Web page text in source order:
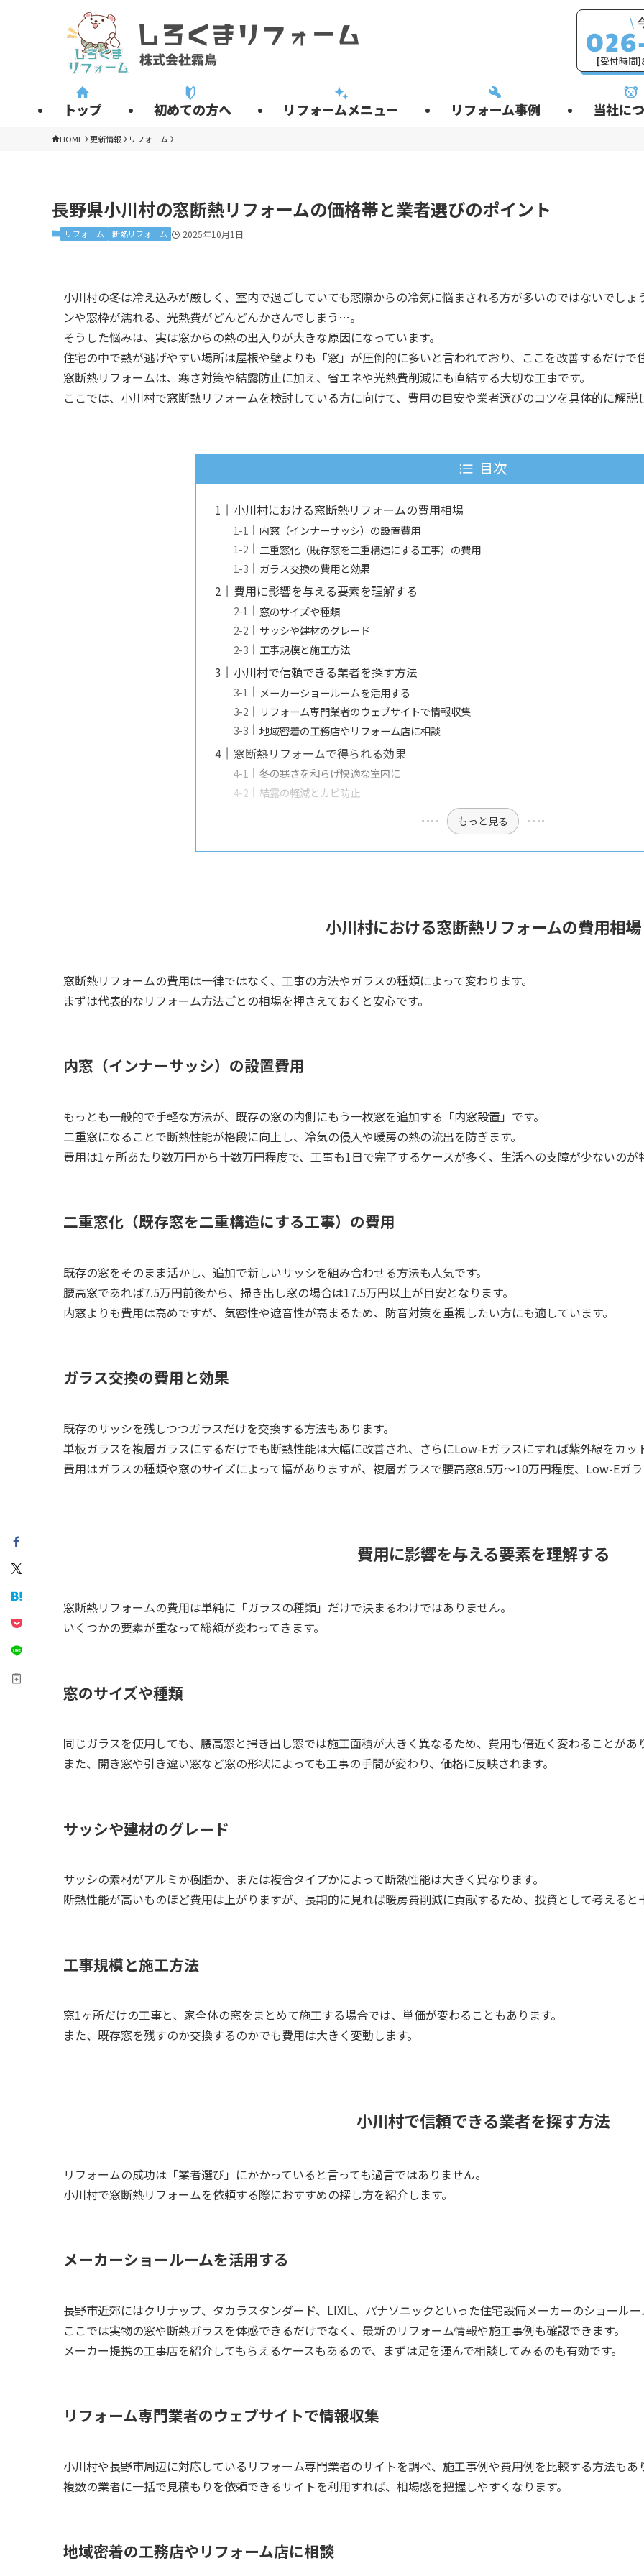
トップ 初めての方へ リフォームメニュー リフォーム事例 当社に
\
[受付時間
HOME 更新情報 リフォーム
長野県小川村の窓断熱リフォームの価格帯と業者選びのポイント
リフォーム 断熱リフォーム 2025年10月1日
小川村の冬は冷え込みが厳しく、室内で過ごしていても窓際からの冷気に悩まされる方が多いのではないでし
ンや窓枠が濡れる、光熱費がどんどんかさんでしまう…。
そうした悩みは、実は窓からの熱の出入りが大きな原因になっています。
住宅の中で熱が逃げやすい場所は屋根や壁よりも「窓」が圧倒的に多いと言われており、ここを改善するだけで
窓断熱リフォームは、寒さ対策や結露防止に加え、省エネや光熱費削減にも直結する大切な工事です。
ここでは、小川村で窓断熱リフォームを検討している方に向けて、費用の目安や業者選びのコツを具体的に解説
目次
小川村における窓断熱リフォームの費用相場
内窓（インナーサッシ）の設置費用
二重窓化（既存窓を二重構造にする工事）の費用
ガラス交換の費用と効果
費用に影響を与える要素を理解する
窓のサイズや種類
サッシや建材のグレード
工事規模と施工方法
小川村で信頼できる業者を探す方法
メーカーショールームを活用する
リフォーム専門業者のウェブサイトで情報収集
地域密着の工務店やリフォーム店に相談
窓断熱リフォームで得られる効果
冬の寒さを和らげ快適な室内に
結露の軽減とカビ防止
もっと見る
小川村における窓断熱リフォームの費用相場
窓断熱リフォームの費用は一律ではなく、工事の方法やガラスの種類によって変わります。
まずは代表的なリフォーム方法ごとの相場を押さえておくと安心です。
内窓（インナーサッシ）の設置費用
もっとも一般的で手軽な方法が、既存の窓の内側にもう一枚窓を追加する「内窓設置」です。
二重窓になることで断熱性能が格段に向上し、冷気の侵入や暖房の熱の流出を防ぎます。
費用は1ヶ所あたり数万円から十数万円程度で、工事も1日で完了するケースが多く、生活への支障が少ないのが
二重窓化（既存窓を二重構造にする工事）の費用
既存の窓をそのまま活かし、追加で新しいサッシを組み合わせる方法も人気です。
腰高窓であれば7.5万円前後から、掃き出し窓の場合は17.5万円以上が目安となります。
内窓よりも費用は高めですが、気密性や遮音性が高まるため、防音対策を重視したい方にも適しています。
ガラス交換の費用と効果
既存のサッシを残しつつガラスだけを交換する方法もあります。
単板ガラスを複層ガラスにするだけでも断熱性能は大幅に改善され、さらにLow-Eガラスにすれば紫外線をカッ
費用はガラスの種類や窓のサイズによって幅がありますが、複層ガラスで腰高窓8.5万～10万円程度、Low-Eガラ
費用に影響を与える要素を理解する
窓断熱リフォームの費用は単純に「ガラスの種類」だけで決まるわけではありません。
いくつかの要素が重なって総額が変わってきます。
窓のサイズや種類
同じガラスを使用しても、腰高窓と掃き出し窓では施工面積が大きく異なるため、費用も倍近く変わることがあ
また、開き窓や引き違い窓など窓の形状によっても工事の手間が変わり、価格に反映されます。
サッシや建材のグレード
サッシの素材がアルミか樹脂か、または複合タイプかによって断熱性能は大きく異なります。
断熱性能が高いものほど費用は上がりますが、長期的に見れば暖房費削減に貢献するため、投資として考えると
工事規模と施工方法
窓1ヶ所だけの工事と、家全体の窓をまとめて施工する場合では、単価が変わることもあります。
また、既存窓を残すのか交換するのかでも費用は大きく変動します。
小川村で信頼できる業者を探す方法
リフォームの成功は「業者選び」にかかっていると言っても過言ではありません。
小川村で窓断熱リフォームを依頼する際におすすめの探し方を紹介します。
メーカーショールームを活用する
長野市近郊にはクリナップ、タカラスタンダード、LIXIL、パナソニックといった住宅設備メーカーのショールー
ここでは実物の窓や断熱ガラスを体感できるだけでなく、最新のリフォーム情報や施工事例も確認できます。
メーカー提携の工事店を紹介してもらえるケースもあるので、まずは足を運んで相談してみるのも有効です。
リフォーム専門業者のウェブサイトで情報収集
小川村や長野市周辺に対応しているリフォーム専門業者のサイトを調べ、施工事例や費用例を比較する方法もあ
複数の業者に一括で見積もりを依頼できるサイトを利用すれば、相場感を把握しやすくなります。
地域密着の工務店やリフォーム店に相談